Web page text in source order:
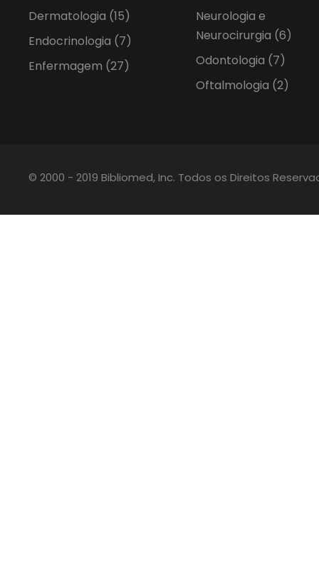
Dermatologia (15)
Endocrinologia (7)
Enfermagem (27)
Neurologia e
Neurocirurgia (6)
Odontologia (7)
Oftalmologia (2)
© 2000 - 2019 Bibliomed, Inc. Todos os Direitos